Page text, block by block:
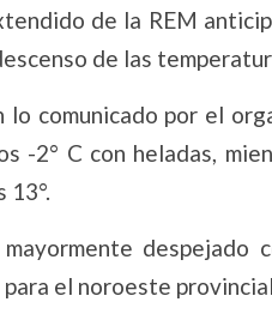
de la REM
de las
lo comunicado por el
-2° C con heladas,
13°.
despejado
el noroeste